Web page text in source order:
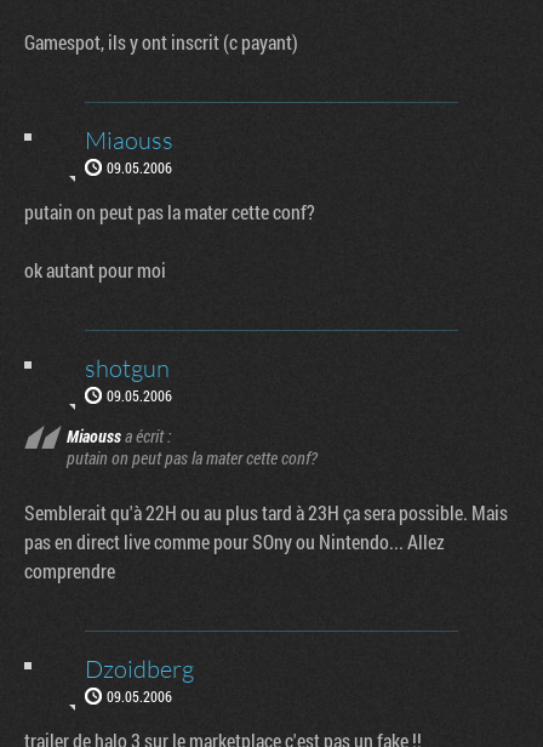
Gamespot, ils y ont inscrit (c payant)
Miaouss
09.05.2006
putain on peut pas la mater cette conf?
ok autant pour moi
shotgun
09.05.2006
Miaoussa écrit :
putain on peut pas la mater cette conf?
Semblerait qu'à 22H ou au plus tard à 23H ça sera possible. Mais
pas en direct live comme pour SOny ou Nintendo... Allez
comprendre
Dzoidberg
09.05.2006
trailer de halo 3 sur le marketplace c'est pas un fake !!